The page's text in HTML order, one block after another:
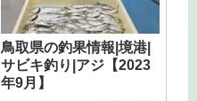
鳥取県の釣果情報|境港|
サビキ釣り|アジ【2023
年9月】